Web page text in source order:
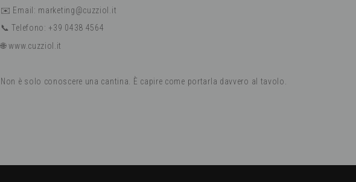
✉️ Email: marketing@cuzziol.it
📞 Telefono: +39 0438 4564
🌐 www.cuzziol.it
Non è solo conoscere una cantina. È capire come portarla davvero al tavolo.